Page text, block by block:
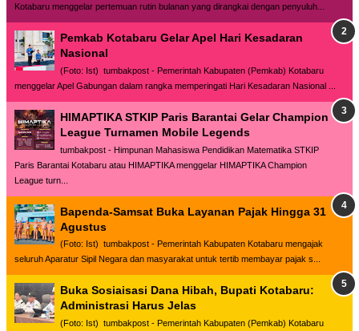
Kotabaru menggelar pertemuan rutin bulanan yang dirangkai dengan penyuluh...
Pemkab Kotabaru Gelar Apel Hari Kesadaran
Nasional
(Foto: Ist) tumbakpost - Pemerintah Kabupaten (Pemkab) Kotabaru
menggelar Apel Gabungan dalam rangka memperingati Hari Kesadaran Nasional ...
HIMAPTIKA STKIP Paris Barantai Gelar Champion
League Turnamen Mobile Legends
tumbakpost - Himpunan Mahasiswa Pendidikan Matematika STKIP
Paris Barantai Kotabaru atau HIMAPTIKA menggelar HIMAPTIKA Champion
League turn...
Bapenda-Samsat Buka Layanan Pajak Hingga 31
Agustus
(Foto: Ist) tumbakpost - Pemerintah Kabupaten Kotabaru mengajak
seluruh Aparatur Sipil Negara dan masyarakat untuk tertib membayar pajak s...
Buka Sosiaisasi Dana Hibah, Bupati Kotabaru:
Administrasi Harus Jelas
(Foto: Ist) tumbakpost - Pemerintah Kabupaten (Pemkab) Kotabaru